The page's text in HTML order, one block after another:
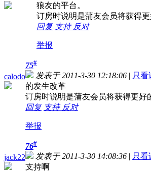
狼友的平台。
订房时说明是蒲友会员将获得
回复 支持 反对
举报
calodo
75#
发表于 2011-3-30 12:18:06 | 只看
的发生改革
订房时说明是蒲友会员将获得更好
回复 支持 反对
举报
jack22
76#
发表于 2011-3-30 14:08:36 | 只看
支持啊